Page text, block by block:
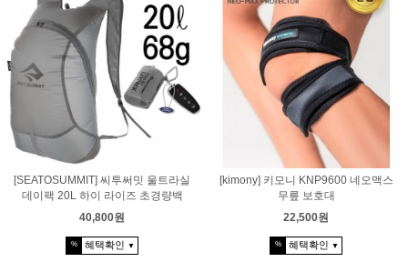
[SEATOSUMMIT] 씨투써밋 울트라실
데이팩 20L 하이 라이즈 초경량백
40,800원
% 혜택확인 ▼
[kimony] 키모니 KNP9600 네오맥스
무릎 보호대
22,500원
% 혜택확인 ▼